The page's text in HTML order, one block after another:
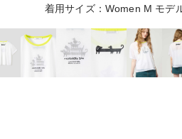
着用サイズ：Women M モデ